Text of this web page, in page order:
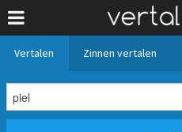
Vertalen Zinnen vertalen